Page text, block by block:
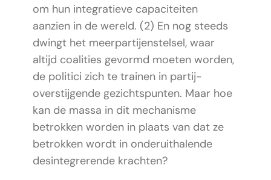
om hun integratieve capaciteiten
aanzien in de wereld. (2) En nog steeds
dwingt het meerpartijenstelsel, waar
altijd coalities gevormd moeten worden,
de politici zich te trainen in partij-
overstijgende gezichtspunten. Maar hoe
kan de massa in dit mechanisme
betrokken worden in plaats van dat ze
betrokken wordt in onderuithalende
desintegrerende krachten?